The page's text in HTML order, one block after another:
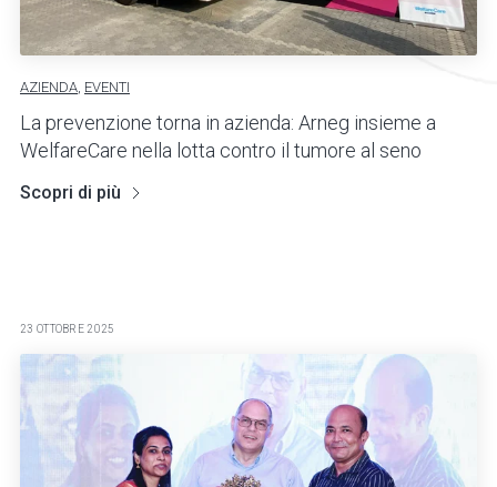
AZIENDA EVENTI
La prevenzione torna in azienda: Arneg insieme a
WelfareCare nella lotta contro il tumore al seno
Scopri di più
23 OTTOBRE 2025